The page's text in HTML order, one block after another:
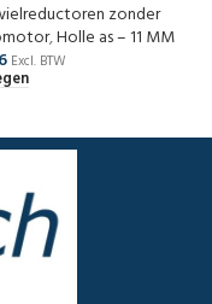
zonder
,Holle as – 11 MM
Excl. BTW